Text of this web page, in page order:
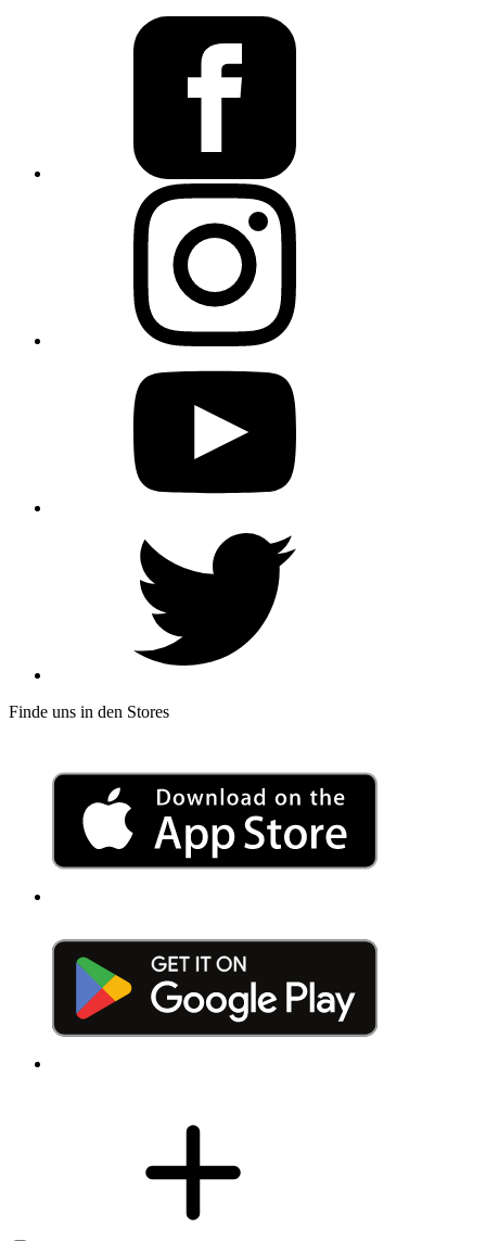
Finde uns in den Stores